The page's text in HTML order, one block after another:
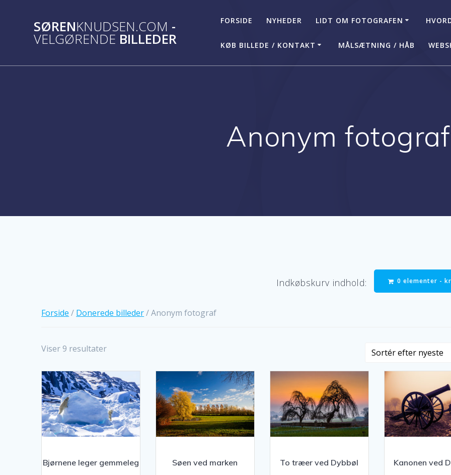
SØRENKNUDSEN.COM -
VELGØRENDE BILLEDER
FORSIDE NYHEDER LIDT OM FOTOGRAFEN
KØB BILLEDE / KONTAKT MÅLSÆTNING / HÅB
Anonym fotograf
Indkøbskurv indhold: 0 elementer -
Forside / Donerede billeder/ Anonym fotograf
Viser 9 resultaterSorteret
seneste
Bjørnene leger gemmeleg Søen ved marken To træer ved Dybbøl
Kanonen ved